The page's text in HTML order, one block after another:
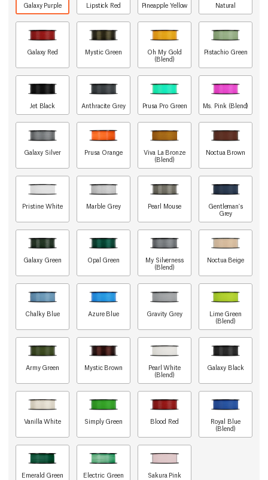
Galaxy Purple Lipstick Red Pineapple Yellow Natural
Galaxy Red Mystic Green
Oh My Gold
(Blend)
Pistachio Green
Jet Black Anthracite Grey Prusa Pro Green Ms. Pink (Blend)
Galaxy Silver Prusa Orange
Viva La Bronze
(Blend)
Noctua Brown
Pristine White Marble Grey Pearl Mouse
Gentleman's
Grey
Galaxy Green Opal Green
My Silverness
(Blend)
Noctua Beige
Chalky Blue Azure Blue Gravity Grey
Lime Green
(Blend)
Army Green Mystic Brown
Pearl White
(Blend)
Galaxy Black
Vanilla White Simply Green Blood Red
Royal Blue
(Blend)
Emerald Green Electric Green Sakura Pink